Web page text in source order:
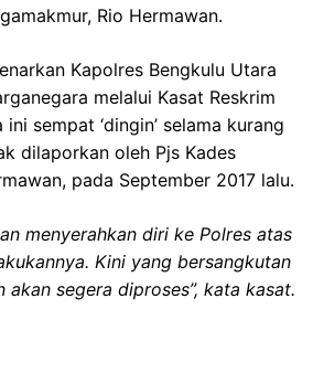
Rio Hermawan.
Kapolres Bengkulu Utara
melalui Kasat Reskrim
sempat ‘dingin’ selama kurang
dilaporkan oleh Pjs Kades
pada September 2017 lalu.
menyerahkan diri ke Polres atas
Kini yang bersangkutan
akan segera diproses”, kata kasat.